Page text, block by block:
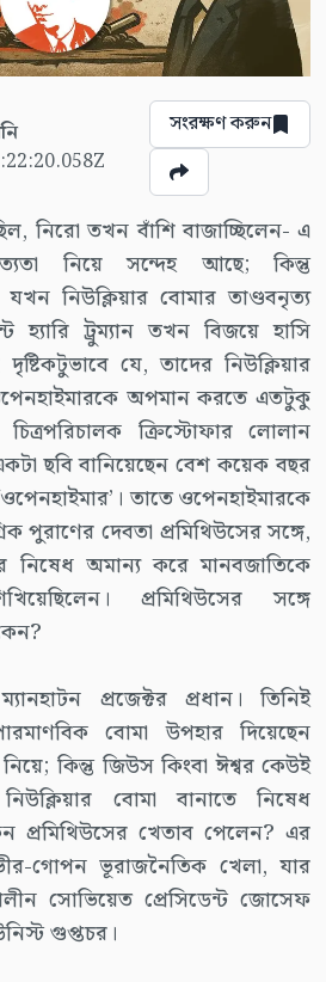
সংরক্ষণ করুন
নিরো তখন বাঁশি বাজাচ্ছিলেন- এ
নিয়ে সন্দেহ আছে; কিন্তু
যখন নিউক্লিয়ার বোমার তাণ্ডবনৃত্য
হ্যারি ট্রুম্যান তখন বিজয়ে হাসি
যে, তাদের নিউক্লিয়ার
অপমান করতে এতটুকু
ক্রিস্টোফার লোলান
ছবি বানিয়েছেন বেশ কয়েক বছর
তাতে ওপেনহাইমারকে
পুরাণের দেবতা প্রমিথিউসের সঙ্গে,
নিষেধ অমান্য করে মানবজাতিকে
প্রমিথিউসের সঙ্গে
প্রজেক্টর প্রধান। তিনিই
বোমা উপহার দিয়েছেন
কিন্তু জিউস কিংবা ঈশ্বর কেউই
বোমা বানাতে নিষেধ
প্রমিথিউসের খেতাব পেলেন? এর
গোপন ভূরাজনৈতিক খেলা, যার
সোভিয়েত প্রেসিডেন্ট জোসেফ
গুপ্তচর।